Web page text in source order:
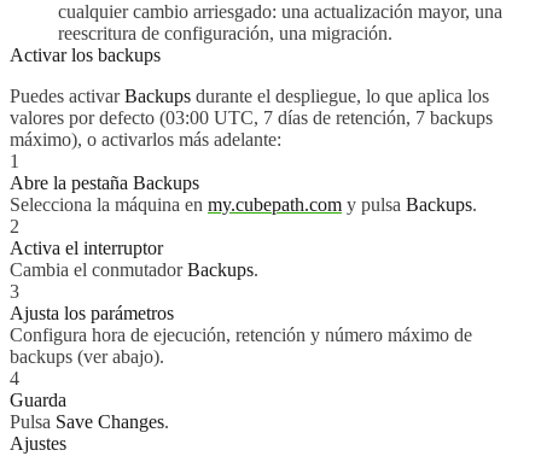
cualquier cambio arriesgado: una actualización mayor, una
reescritura de configuración, una migración.
Activar los backups
Puedes activarBackups durante el despliegue, lo que aplica los
valores por defecto (03:00 UTC, 7 días de retención, 7 backups
máximo), o activarlos más adelante:
1
Abre la pestaña Backups
Selecciona la máquina en my.cubepath.com y pulsa Backups.
2
Activa el interruptor
Cambia el conmutadorBackups.
3
Ajusta los parámetros
Configura hora de ejecución, retención y número máximo de
backups (ver abajo).
4
Guarda
Pulsa Save Changes.
Ajustes